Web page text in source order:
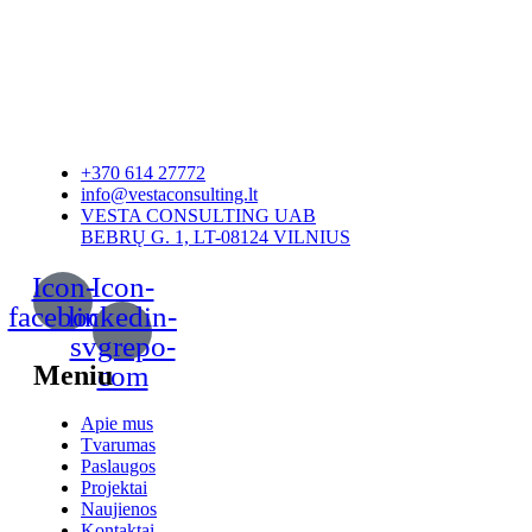
+370 614 27772
info@vestaconsulting.lt
VESTA CONSULTING UAB
BEBRŲ G. 1, LT-08124 VILNIUS
Icon-
facebook
Icon-
linkedin-
svgrepo-
com
Meniu
Apie mus
Tvarumas
Paslaugos
Projektai
Naujienos